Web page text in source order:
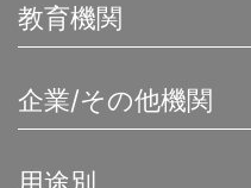
教育機関
企業/その他機関